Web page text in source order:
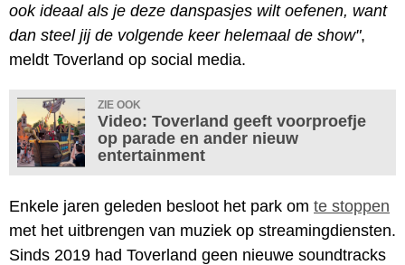
ook ideaal als je deze danspasjes wilt oefenen, want
dan steel jij de volgende keer helemaal de show",
meldt Toverland op social media.
ZIE OOK
Video: Toverland geeft voorproefje
op parade en ander nieuw
entertainment
Enkele jaren geleden besloot het park om te stoppen
met het uitbrengen van muziek op streamingdiensten.
Sinds 2019 had Toverland geen nieuwe soundtracks